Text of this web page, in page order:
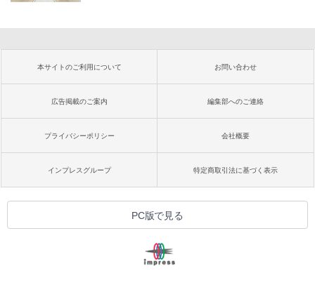
本サイトのご利用について お問い合わせ
広告掲載のご案内 編集部へのご連絡
プライバシーポリシー 会社概要
インプレスグループ 特定商取引法に基づく表示
PC版で見る